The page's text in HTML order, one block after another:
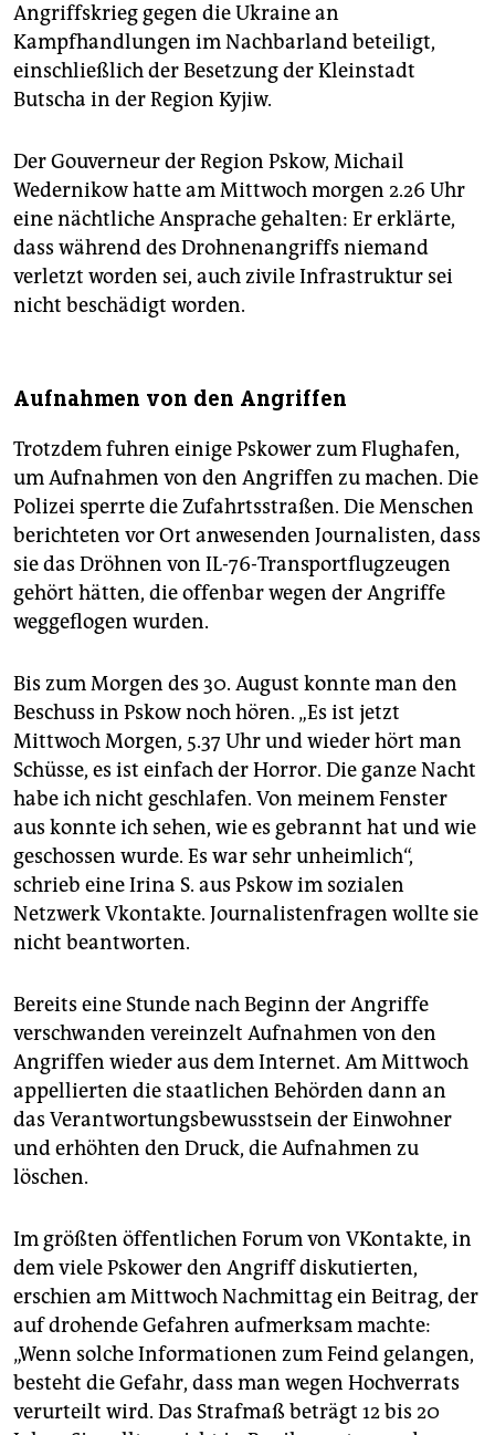
Angriffskrieg gegen die Ukraine an
Kampfhandlungen im Nachbarland beteiligt,
einschließlich der Besetzung der Kleinstadt
Butscha in der Region Kyjiw.
Der Gouverneur der Region Pskow, Michail
Wedernikow hatte am Mittwoch morgen 2.26 Uhr
eine nächtliche Ansprache gehalten: Er erklärte,
dass während des Drohnenangriffs niemand
verletzt worden sei, auch zivile Infrastruktur sei
nicht beschädigt worden.
Aufnahmen von den Angriffen
Trotzdem fuhren einige Pskower zum Flughafen,
um Aufnahmen von den Angriffen zu machen. Die
Polizei sperrte die Zufahrtsstraßen. Die Menschen
berichteten vor Ort anwesenden Journalisten, dass
sie das Dröhnen von IL-76-Transportflugzeugen
gehört hätten, die offenbar wegen der Angriffe
weggeflogen wurden.
Bis zum Morgen des 30. August konnte man den
Beschuss in Pskow noch hören. „Es ist jetzt
Mittwoch Morgen, 5.37 Uhr und wieder hört man
Schüsse, es ist einfach der Horror. Die ganze Nacht
habe ich nicht geschlafen. Von meinem Fenster
aus konnte ich sehen, wie es gebrannt hat und wie
geschossen wurde. Es war sehr unheimlich“,
schrieb eine Irina S. aus Pskow im sozialen
Netzwerk Vkontakte. Journalistenfragen wollte sie
nicht beantworten.
Bereits eine Stunde nach Beginn der Angriffe
verschwanden vereinzelt Aufnahmen von den
Angriffen wieder aus dem Internet. Am Mittwoch
appellierten die staatlichen Behörden dann an
das Verantwortungsbewusstsein der Einwohner
und erhöhten den Druck, die Aufnahmen zu
löschen.
Im größten öffentlichen Forum von VKontakte, in
dem viele Pskower den Angriff diskutierten,
erschien am Mittwoch Nachmittag ein Beitrag, der
auf drohende Gefahren aufmerksam machte:
„Wenn solche Informationen zum Feind gelangen,
besteht die Gefahr, dass man wegen Hochverrats
verurteilt wird. Das Strafmaß beträgt 12 bis 20